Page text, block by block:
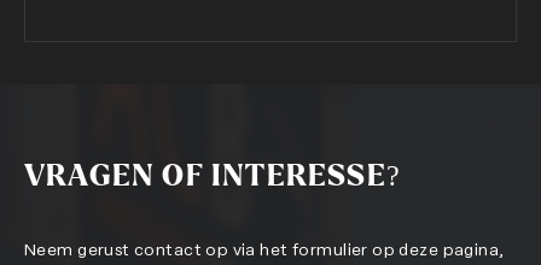
VRAGEN OF INTERESSE?
Neem gerust contact op via het formulier op deze pagina,